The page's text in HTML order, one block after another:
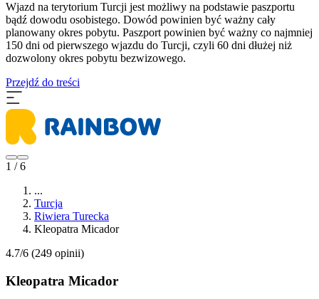
Wjazd na terytorium Turcji jest możliwy na podstawie paszportu
bądź dowodu osobistego. Dowód powinien być ważny cały
planowany okres pobytu. Paszport powinien być ważny co najmniej
150 dni od pierwszego wjazdu do Turcji, czyli 60 dni dłużej niż
dozwolony okres pobytu bezwizowego.
Przejdź do treści
1 / 6
...
Turcja
Riwiera Turecka
Kleopatra Micador
4.7/6 (249 opinii)
Kleopatra Micador